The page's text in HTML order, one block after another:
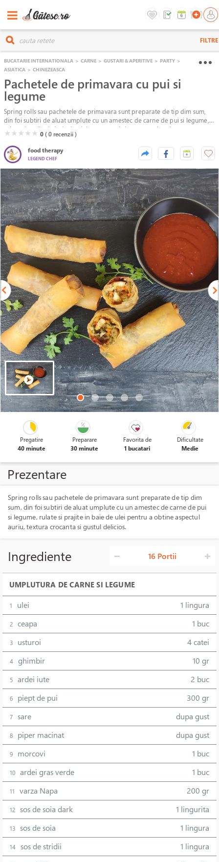
FILTRE
BUCATARIE INTERNATIONALA > CARNE > GUSTARI & APERITIVE > PARTY >
ASIATICA > CHINEZEASCA
Pachetele de primavara cu pui si
legume
Spring rolls sau pachetele de primavara sunt preparate de tip dim sum,
din foi subtiri de aluat umplute cu un amestec de carne de pui si legume,
rulate si prajite in baie de ulei pentru a obtine aspectul auriu, textura
crocanta si gustul delicios.
( )
★( )
★( )
★( )
★( )
★ 0( 0 recenzii )
food therapy
LEGEND CHEF
Pregatire
40 minute
Preparare
30 minute
Favorita de
1 bucatari
Dificultate
Medie
Prezentare
Spring rolls sau pachetele de primavara sunt preparate de tip dim
sum, din foi subtiri de aluat umplute cu un amestec de carne de pui
si legume, rulate si prajite in baie de ulei pentru a obtine aspectul
auriu, textura crocanta si gustul delicios.
Ingrediente 16 Portii
UMPLUTURA DE CARNE SI LEGUME
1 ulei 1 lingura
2 ceapa 1 buc
3 usturoi 4 catei
4 ghimbir 10 gr
5 ardei iute 2 buc
6 piept de pui 300 gr
7 sare dupa gust
8 piper macinat dupa gust
9 morcovi 1 buc
10 ardei gras verde 1 buc
11 varza Napa 200 gr
12 sos de soia dark 1 lingurita
13 sos de soia 1 lingura
14 sos de stridii 1 lingura